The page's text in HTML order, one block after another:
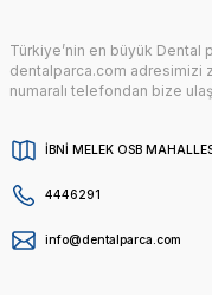
Türkiye’nin en büyük Dental
dentalparca.com adresimizi
numaralı telefondan bize
İBNİ MELEK OSB
4446291
info@dentalparca.com